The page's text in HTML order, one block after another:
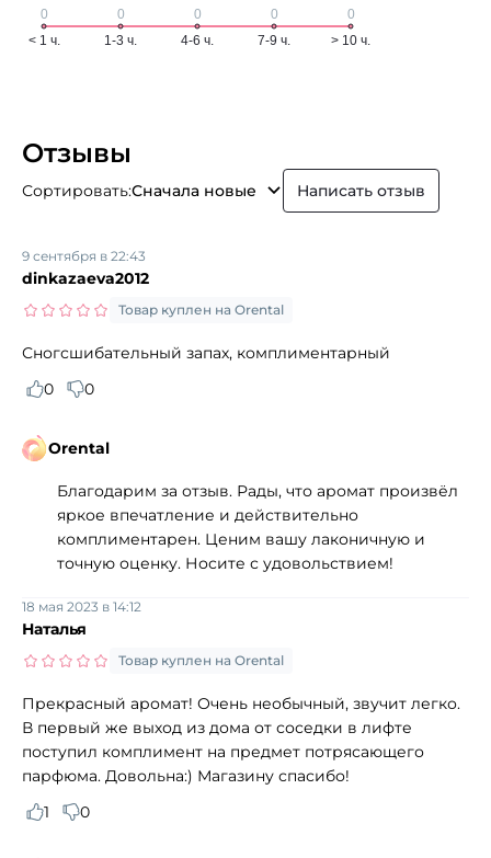
Отзывы
Сортировать:Сначала новые Написать отзыв
dinkazaeva2012
9 сентября в 22:43
Товар куплен на Orental
Сногсшибательный запах, комплиментарный
0
0
Orental
Благодарим за отзыв. Рады, что аромат произвёл
яркое впечатление и действительно
комплиментарен. Ценим вашу лаконичную и
точную оценку. Носите с удовольствием!
Наталья
18 мая 2023 в 14:12
Товар куплен на Orental
Прекрасный аромат! Очень необычный, звучит легко.
В первый же выход из дома от соседки в лифте
поступил комплимент на предмет потрясающего
парфюма. Довольна:) Магазину спасибо!
1
0